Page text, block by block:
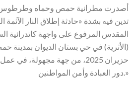
أصدرت مطرانية حمص وحماه وطرطوس
تدين فيه بشدة «حادثة إطلاق النار
المقدس المرفوع على واجهة كاتدرائية
حزيران 2025، من جهة مجهولة،
دور العبادة وأمن المواطنين.»